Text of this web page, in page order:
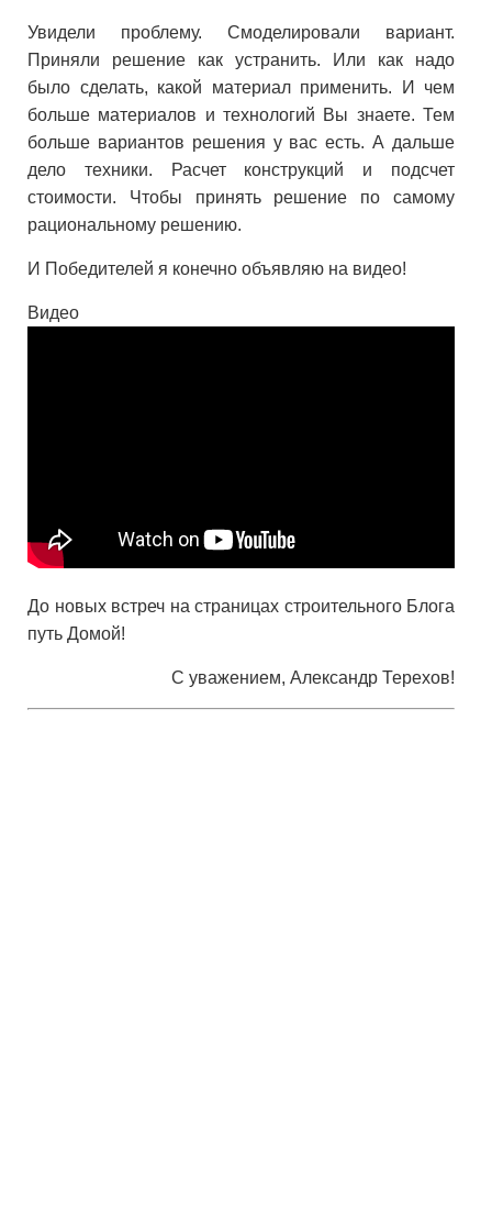
Увидели проблему. Смоделировали вариант.
Приняли решение как устранить. Или как надо
было сделать, какой материал применить. И чем
больше материалов и технологий Вы знаете. Тем
больше вариантов решения у вас есть. А дальше
дело техники. Расчет конструкций и подсчет
стоимости. Чтобы принять решение по самому
рациональному решению.
И Победителей я конечно объявляю на видео!
Видео
До новых встреч на страницах строительного Блога
путь Домой!
С уважением, Александр Терехов!